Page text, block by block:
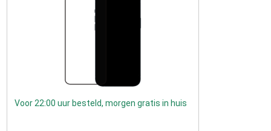
Voor 22:00 uur besteld, morgen gratis in huis